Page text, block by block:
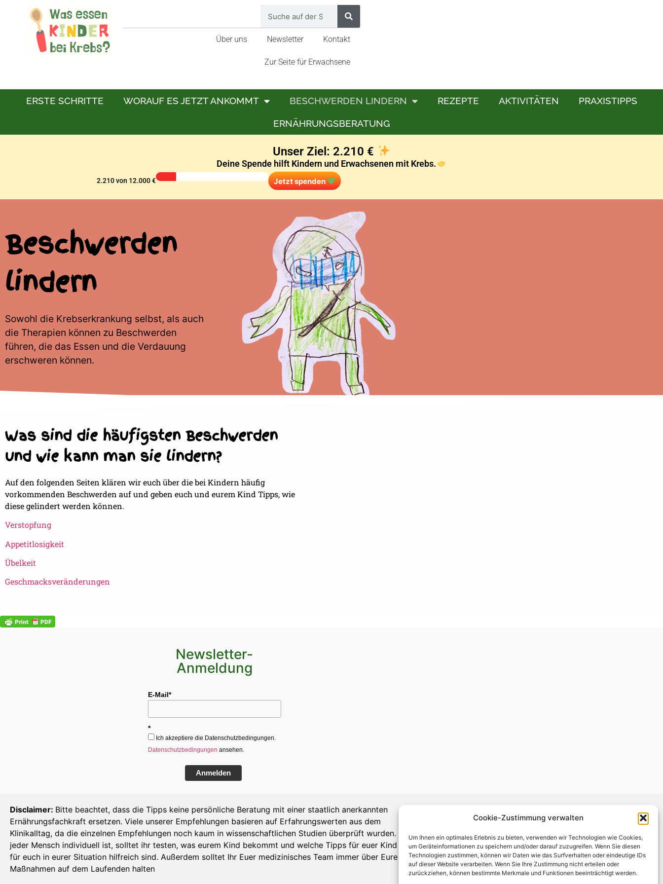
Cookie-Zustimmung verwalten
Um Ihnen ein optimales Erlebnis zu bieten, verwenden wir Technologien wie Cookies,
um Geräteinformationen zu speichern und/oder darauf zuzugreifen. Wenn Sie diesen
Technologien zustimmen, können wir Daten wie das Surfverhalten oder eindeutige IDs
auf dieser Website verarbeiten. Wenn Sie Ihre Zustimmung nicht erteilen oder
zurückziehen, können bestimmte Merkmale und Funktionen beeinträchtigt werden.
Über uns Newsletter Kontakt
Zur Seite für Erwachsene
ERSTE SCHRITTE WORAUF ES JETZT ANKOMMT BESCHWERDEN LINDERN REZEPTE AKTIVITÄTEN PRAXISTIPPS
ERNÄHRUNGSBERATUNG
Unser Ziel: 2.210 €
Deine Spende hilft Kindern und Erwachsenen mit Krebs.
2.210 von 12.000 € Jetzt spenden
Beschwerden
lindern
Sowohl die Krebserkrankung selbst, als auch
die Therapien können zu Beschwerden
führen, die das Essen und die Verdauung
erschweren können.
Was sind die häufigsten Beschwerden
und wie kann man sie lindern?
Auf den folgenden Seiten klären wir euch über die bei Kindern häufig
vorkommenden Beschwerden auf und geben euch und eurem Kind Tipps, wie
diese gelindert werden können.
Verstopfung
Appetitlosigkeit
Übelkeit
Geschmacksveränderungen
Newsletter-
Anmeldung
E-Mail*
*
Ich akzeptiere die Datenschutzbedingungen.
Datenschutzbedingungen ansehen.
Anmelden
Disclaimer: Bitte beachtet, dass die Tipps keine persönliche Beratung mit einer staatlich anerkannten
Ernährungsfachkraft ersetzen. Viele unserer Empfehlungen basieren auf Erfahrungswerten aus dem
Klinikalltag, da die einzelnen Empfehlungen noch kaum in wissenschaftlichen Studien überprüft wurden. Da
jeder Mensch individuell ist, solltet ihr testen, was eurem Kind bekommt und welche Tipps für euer Kind und
für euch in eurer Situation hilfreich sind. Außerdem solltet Ihr Euer medizinisches Team immer über Eure
Maßnahmen auf dem Laufenden halten